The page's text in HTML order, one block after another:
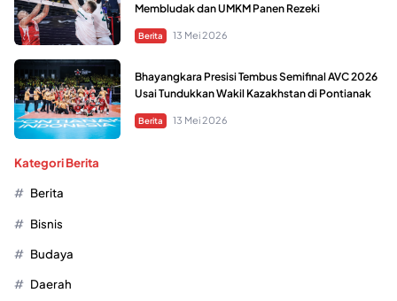
Membludak dan UMKM Panen Rezeki
Berita 13 Mei 2026
Bhayangkara Presisi Tembus Semifinal AVC 2026
Usai Tundukkan Wakil Kazakhstan di Pontianak
Berita 13 Mei 2026
Kategori Berita
Berita
Bisnis
Budaya
Daerah